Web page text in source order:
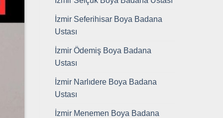
İzmir Seferihisar Boya Badana
Ustası
İzmir Ödemiş Boya Badana
Ustası
İzmir Narlıdere Boya Badana
Ustası
İzmir Menemen Boya Badana